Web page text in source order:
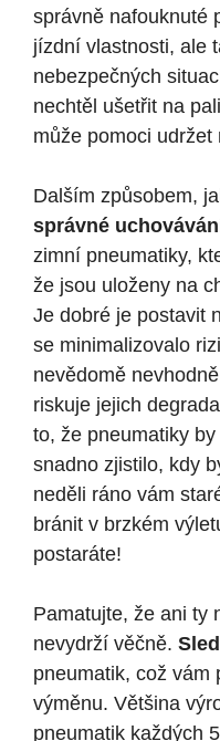
správně nafouknuté
jízdní vlastnosti, ale
nebezpečných
nechtěl ušetřit na
může pomoci
Dalším způsobem,
správné
zimní pneumatiky,
že jsou uloženy na
Je dobré je postavit
se minimalizovalo
nevědomě
riskuje jejich
to, že pneumatiky
snadno zjistilo, kdy
neděli ráno vám
bránit v brzkém
postaráte!
Pamatujte, že ani ty
nevydrží věčně.
pneumatik, což vám
výměnu. Většina
pneumatik každých